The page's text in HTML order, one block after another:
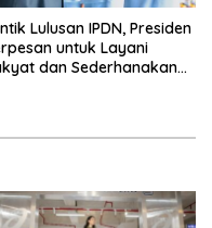
Lulusan IPDN, Presiden
untuk Layani
dan Sederhanakan